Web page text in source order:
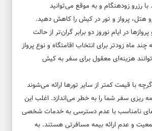
رزرو زودهنگام و به موقع می‌توانید
هتل، پرواز و تور در کیش را کاهش دهید.
در ایام نوروز دو برابر گران‌تر از حالت
ماه زودتر برای انتخاب اقامتگاه و نوع پرواز
هزینه‌ای معقول برای سفر به کیش
با قیمت کمتر از سایر تورها ارائه می‌شوند
ریزی سفر شما را به خطر می‌اندازد. اغلب این
نامناسب با عدم دسترسی به خدمات شخصی
و عدم ارائه بیمه مسافرتی هستند. به